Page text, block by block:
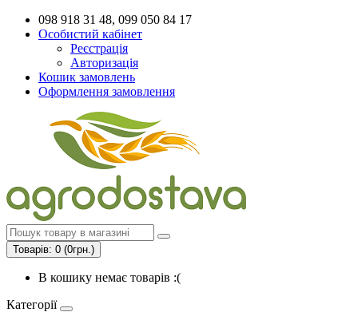
098 918 31 48, 099 050 84 17
Особистий кабінет
Реєстрація
Авторизація
Кошик замовлень
Оформлення замовлення
Товарів: 0 (0грн.)
В кошику немає товарів :(
Категорії